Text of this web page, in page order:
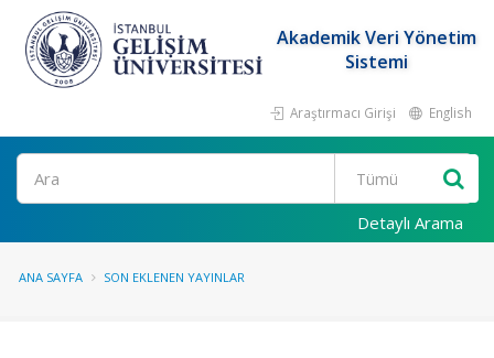
Akademik Veri Yönetim
Sistemi
Araştırmacı Girişi English
Ara
Detaylı Arama
ANA SAYFA SON EKLENEN YAYINLAR